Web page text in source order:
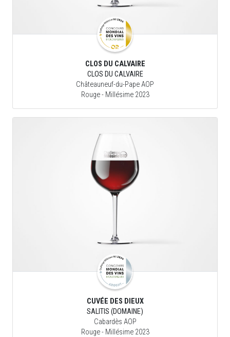
CLOS DU CALVAIRE
CLOS DU CALVAIRE
Châteauneuf-du-Pape AOP
Rouge- Millésime 2023
CUVÉE DES DIEUX
SALITIS (DOMAINE)
Cabardès AOP
Rouge- Millésime 2023